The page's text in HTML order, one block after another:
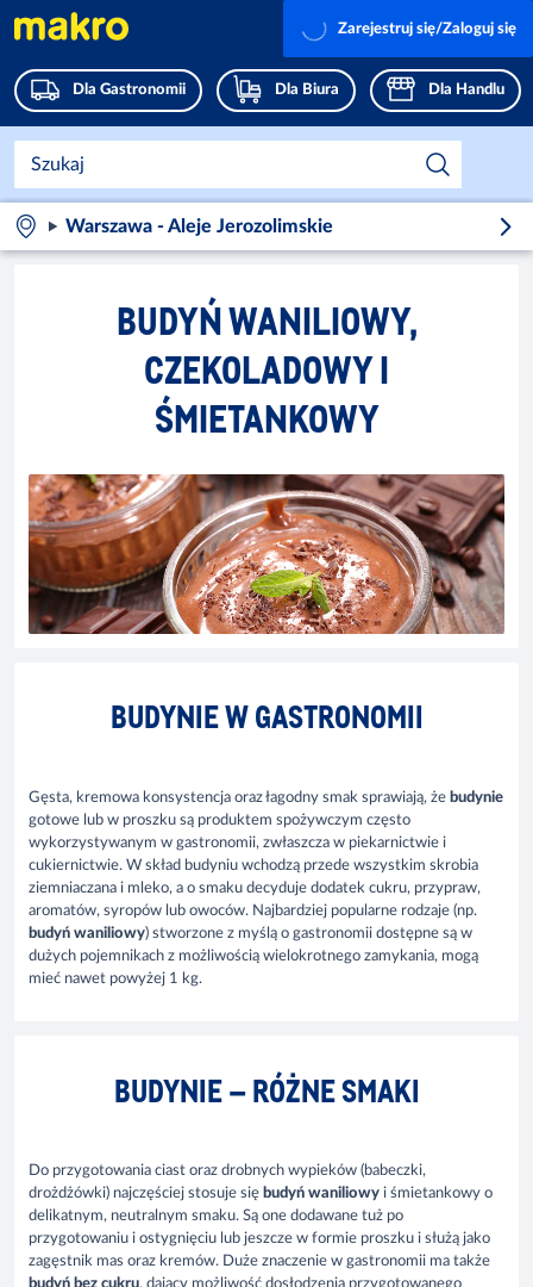
Dla Gastronomii Dla Biura Dla Handlu
Zarejestruj się/Zaloguj się
Warszawa - Aleje Jerozolimskie
BUDYŃ WANILIOWY,
CZEKOLADOWY I
ŚMIETANKOWY
BUDYNIE W GASTRONOMII
Gęsta, kremowa konsystencja oraz łagodny smak sprawiają, że budynie
gotowe lub w proszku są produktem spożywczym często
wykorzystywanym w gastronomii, zwłaszcza w piekarnictwie i
cukiernictwie. W skład budyniu wchodzą przede wszystkim skrobia
ziemniaczana i mleko, a o smaku decyduje dodatek cukru, przypraw,
aromatów, syropów lub owoców. Najbardziej popularne rodzaje (np.
budyń waniliowy) stworzone z myślą o gastronomii dostępne są w
dużych pojemnikach z możliwością wielokrotnego zamykania, mogą
mieć nawet powyżej 1 kg.
BUDYNIE – RÓŻNE SMAKI
Do przygotowania ciast oraz drobnych wypieków (babeczki,
drożdżówki) najczęściej stosuje się budyń waniliowy i śmietankowy o
delikatnym, neutralnym smaku. Są one dodawane tuż po
przygotowaniu i ostygnięciu lub jeszcze w formie proszku i służą jako
zagęstnik mas oraz kremów. Duże znaczenie w gastronomii ma także